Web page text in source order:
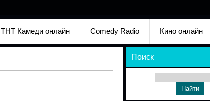
ТНТ Камеди онлайн Comedy Radio Кино онлайн
Поиск